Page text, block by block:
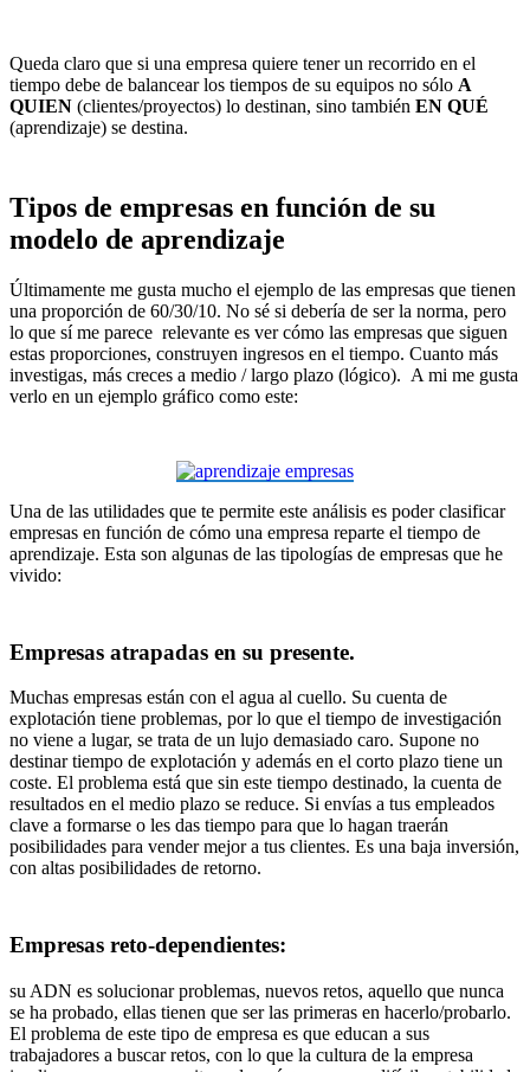
Queda claro que si una empresa quiere tener un recorrido en el
tiempo debe de balancear los tiempos de su equipos no sólo A
QUIEN (clientes/proyectos) lo destinan, sino también EN QUÉ
(aprendizaje) se destina.
Tipos de empresas en función de su
modelo de aprendizaje
Últimamente me gusta mucho el ejemplo de las empresas que tienen
una proporción de 60/30/10. No sé si debería de ser la norma, pero
lo que sí me parece relevante es ver cómo las empresas que siguen
estas proporciones, construyen ingresos en el tiempo. Cuanto más
investigas, más creces a medio / largo plazo (lógico). A mi me gusta
verlo en un ejemplo gráfico como este:
Una de las utilidades que te permite este análisis es poder clasificar
empresas en función de cómo una empresa reparte el tiempo de
aprendizaje. Esta son algunas de las tipologías de empresas que he
vivido:
Empresas atrapadas en su presente.
Muchas empresas están con el agua al cuello. Su cuenta de
explotación tiene problemas, por lo que el tiempo de investigación
no viene a lugar, se trata de un lujo demasiado caro. Supone no
destinar tiempo de explotación y además en el corto plazo tiene un
coste. El problema está que sin este tiempo destinado, la cuenta de
resultados en el medio plazo se reduce. Si envías a tus empleados
clave a formarse o les das tiempo para que lo hagan traerán
posibilidades para vender mejor a tus clientes. Es una baja inversión,
con altas posibilidades de retorno.
Empresas reto-dependientes:
su ADN es solucionar problemas, nuevos retos, aquello que nunca
se ha probado, ellas tienen que ser las primeras en hacerlo/probarlo.
El problema de este tipo de empresa es que educan a sus
trabajadores a buscar retos, con lo que la cultura de la empresa